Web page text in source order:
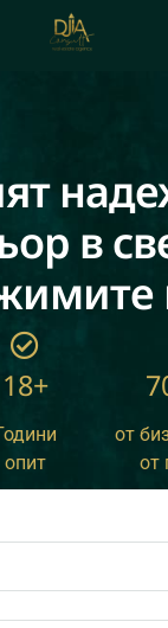
в
18+
опит
от
от